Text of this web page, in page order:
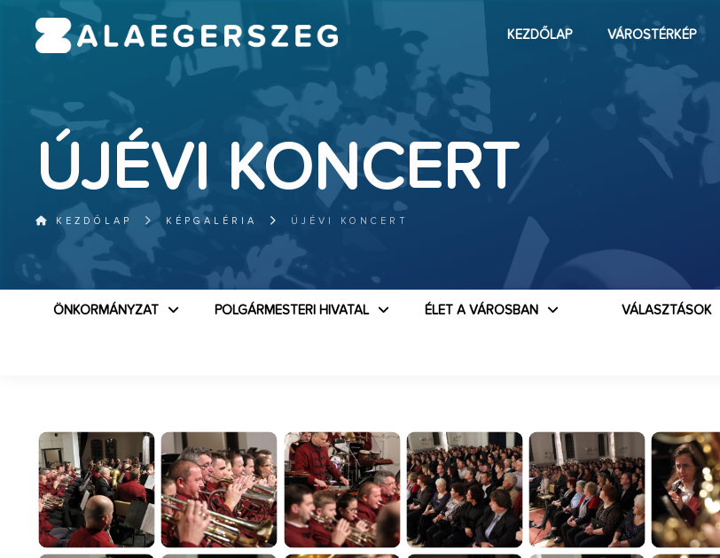
KEZDŐLAP VÁROSTÉRKÉP
ÚJÉVI KONCERT
KEZDŐLAP KÉPGALÉRIA ÚJÉVI KONCERT
ÖNKORMÁNYZAT POLGÁRMESTERI HIVATAL ÉLET A VÁROSBAN VÁLASZTÁSOK